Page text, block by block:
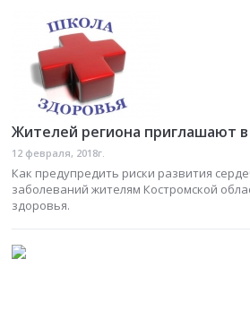
Жителей региона приглашают
12 февраля, 2018г.
Как предупредить риски развития
заболеваний жителям Костромской
здоровья.